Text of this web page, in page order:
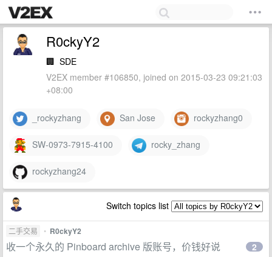
R0ckyY2
🏢 SDE
V2EX member #106850, joined on 2015-03-23 09:21:03
+08:00
_rockyzhang San Jose rockyzhang0
SW-0973-7915-4100 rocky_zhang
rockyzhang24
Switch topics list
二手交易 • R0ckyY2
收一个永久的 Pinboard archive 版账号，价钱好说 2